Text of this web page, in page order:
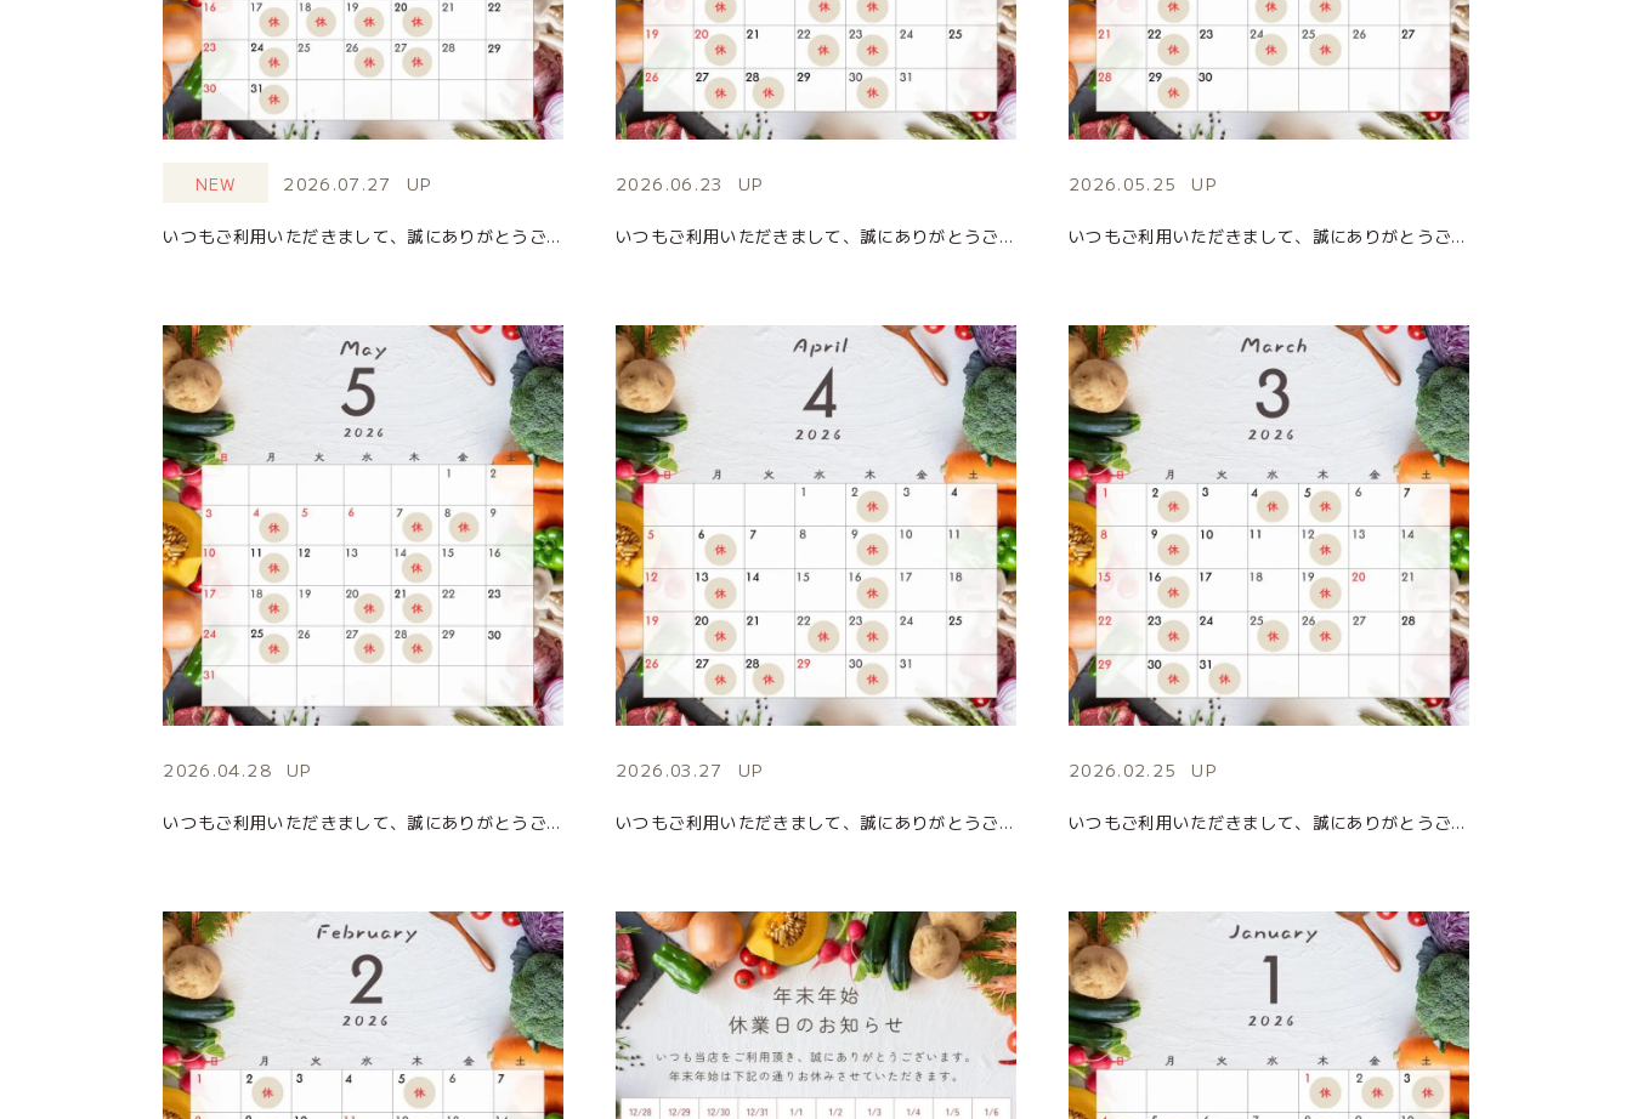
NEW 2026.07.27 UP
いつもご利用いただきまして、誠にありがとうございます。 8月の店休日のお知らせになります。 皆様のご来店を心よりお待ちしております。 ■お問い合わせ先 MARUSHIME(まるしめ) 住所：茨城県日立市千石町4-5-5( […]
2026.06.23 UP
いつもご利用いただきまして、誠にありがとうございます。 6月の店休日のお知らせになります。 皆様のご来店を心よりお待ちしております。 ■お問い合わせ先 MARUSHIME(まるしめ) 住所：茨城県日立市千石町4-5-5( […]
2026.05.25 UP
いつもご利用いただきまして、誠にありがとうございます。 6月の店休日のお知らせになります。 皆様のご来店を心よりお待ちしております。 ■お問い合わせ先 MARUSHIME(まるしめ) 住所：茨城県日立市千石町4-5-5( […]
2026.04.28 UP
いつもご利用いただきまして、誠にありがとうございます。 5月の店休日のお知らせになります。 皆様のご来店を心よりお待ちしております。 ■お問い合わせ先 MARUSHIME(まるしめ) 住所：茨城県日立市千石町4-5-5( […]
2026.03.27 UP
いつもご利用いただきまして、誠にありがとうございます。 4月の店休日のお知らせになります。 皆様のご来店を心よりお待ちしております。 ■お問い合わせ先 MARUSHIME(まるしめ) 住所：茨城県日立市千石町4-5-5( […]
2026.02.25 UP
いつもご利用いただきまして、誠にありがとうございます。 3月の店休日のお知らせになります。 皆様のご来店を心よりお待ちしております。 ■お問い合わせ先 MARUSHIME(まるしめ) 住所：茨城県日立市千石町4-5-5( […]